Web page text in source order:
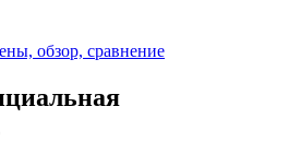
обзор, сравнение